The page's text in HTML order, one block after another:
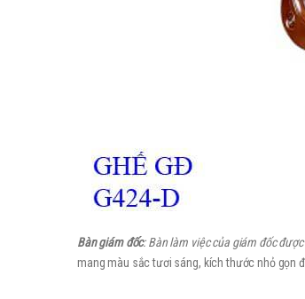
Bàn giám đốc: Bàn làm việc của giám đốc
mang màu sắc tươi sáng, kích thước nhỏ gọn